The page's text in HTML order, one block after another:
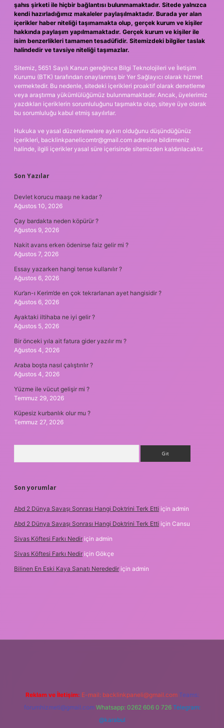
şahıs şirketi ile hiçbir bağlantısı bulunmamaktadır. Sitede yalnızca
kendi hazırladığımız makaleler paylaşılmaktadır. Burada yer alan
içerikler haber niteliği taşımamakta olup, gerçek kurum ve kişiler
hakkında paylaşım yapılmamaktadır. Gerçek kurum ve kişiler ile
isim benzerlikleri tamamen tesadüfidir. Sitemizdeki bilgiler taslak
halindedir ve tavsiye niteliği taşımazlar.
Sitemiz, 5651 Sayılı Kanun gereğince Bilgi Teknolojileri ve İletişim
Kurumu (BTK) tarafından onaylanmış bir Yer Sağlayıcı olarak hizmet
vermektedir. Bu nedenle, sitedeki içerikleri proaktif olarak denetleme
veya araştırma yükümlülüğümüz bulunmamaktadır. Ancak, üyelerimiz
yazdıkları içeriklerin sorumluluğunu taşımakta olup, siteye üye olarak
bu sorumluluğu kabul etmiş sayılırlar.
Hukuka ve yasal düzenlemelere aykırı olduğunu düşündüğünüz
içerikleri, backlinkpanelicomtr@gmail.com adresine bildirmeniz
halinde, ilgili içerikler yasal süre içerisinde sitemizden kaldırılacaktır.
Son Yazılar
Devlet korucu maaşı ne kadar ?
Ağustos 10, 2026
Çay bardakta neden köpürür ?
Ağustos 9, 2026
Nakit avans erken ödenirse faiz gelir mi ?
Ağustos 7, 2026
Essay yazarken hangi tense kullanılır ?
Ağustos 6, 2026
Kur’an-ı Kerim’de en çok tekrarlanan ayet hangisidir ?
Ağustos 6, 2026
Ayaktaki iltihaba ne iyi gelir ?
Ağustos 5, 2026
Bir önceki yıla ait fatura gider yazılır mı ?
Ağustos 4, 2026
Araba boşta nasıl çalıştırılır ?
Ağustos 4, 2026
Yüzme ile vücut gelişir mi ?
Temmuz 29, 2026
Küpesiz kurbanlık olur mu ?
Temmuz 27, 2026
Son yorumlar
Abd 2 Dünya Savaşı Sonrası Hangi Doktrini Terk Etti için admin
Abd 2 Dünya Savaşı Sonrası Hangi Doktrini Terk Etti için Cansu
Sivas Köftesi Farkı Nedir için admin
Sivas Köftesi Farkı Nedir için Gökçe
Bilinen En Eski Kaya Sanatı Nerededir için admin
Reklam ve İletişim: E-mail: backlinkpaneli@gmail.com Teams:
forumhizmeti@gmail.com Whatsapp: 0262 606 0 726 Telegram:
@karabul